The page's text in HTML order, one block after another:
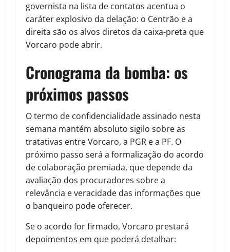
governista na lista de contatos acentua o
caráter explosivo da delação: o Centrão e a
direita são os alvos diretos da caixa-preta que
Vorcaro pode abrir.
Cronograma da bomba: os
próximos passos
O termo de confidencialidade assinado nesta
semana mantém absoluto sigilo sobre as
tratativas entre Vorcaro, a PGR e a PF. O
próximo passo será a formalização do acordo
de colaboração premiada, que depende da
avaliação dos procuradores sobre a
relevância e veracidade das informações que
o banqueiro pode oferecer.
Se o acordo for firmado, Vorcaro prestará
depoimentos em que poderá detalhar: